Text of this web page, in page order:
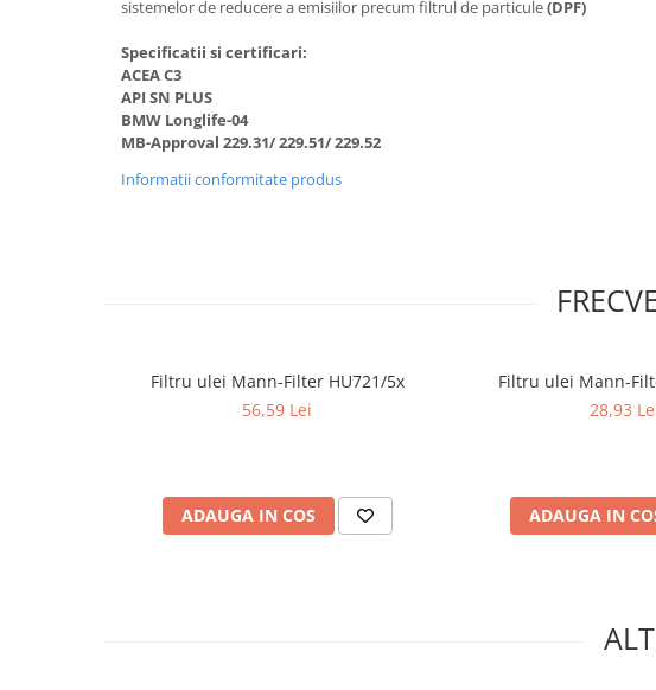
■ Filtre agent racire
sistemelor de reducere a emisiilor precum filtrul de particule(DPF)
Specificatii si certificari:
ACEA C3
API SN PLUS
BMW Longlife-04
MB-Approval 229.31/ 229.51/ 229.52
Informatii conformitate produs
Filtru ulei Mann-Filter HU721/5x
56,59 Lei
ADAUGA IN COS
Filtru ulei Mann-
28,93
ADAUGA IN